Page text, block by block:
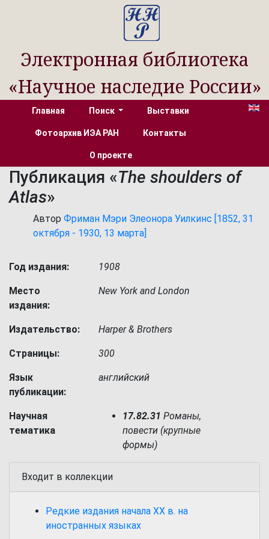
Электронная библиотека
«Научное наследие России»
Главная Поиск Выставки
Фотоархив ИЭА РАН Контакты
О проекте
Публикация «The shoulders of
Atlas»
Автор Фриман Мэри Элеонора Уилкинс [1852, 31
октября - 1930, 13 марта]
Год издания: 1908
Место
издания:
New York and London
Издательство: Harper & Brothers
Страницы: 300
Язык
публикации:
английский
Научная
тематика
17.82.31 Романы,
повести (крупные
формы)
Входит в коллекции
Редкие издания начала XX в. на
иностранных языках